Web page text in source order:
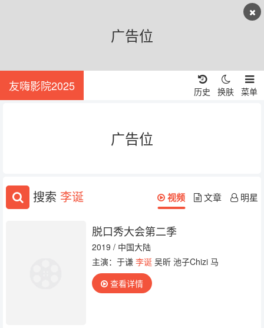
广告位
友嗨影院2025 菜单
换肤
历史
广告位
搜索 李诞 视频 文章 明星
脱口秀大会第二季
2019 / 中国大陆
主演：于谦 李诞吴昕 池子Chizi 马
查看详情